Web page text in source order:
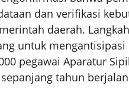
dan verifikasi
daerah.
untuk
pegawai Aparatur
tahun